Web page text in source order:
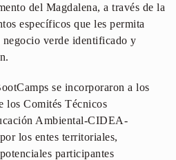
del Magdalena, a través de la
específicos que les permita
negocio verde identificado y
se incorporaron a los
los Comités Técnicos
Ambiental-CIDEA-
los entes territoriales,
participantes